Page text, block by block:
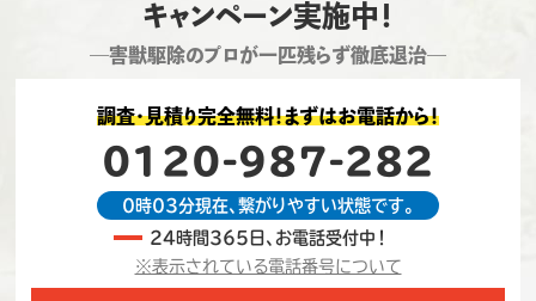
キャンペーン実施中！
―害獣駆除のプロが一匹残らず徹底退治―
調査・見積り完全無料！まずはお電話から！
0120-987-282
0時03分現在、繋がりやすい状態です。
24時間365日、お電話受付中！
※表示されている電話番号について